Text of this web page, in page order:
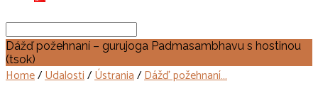
Search
Dážď požehnaní – gurujoga Padmasambhavu s hostinou
(tsok)
Home/Udalosti/Ústrania/Dážď požehnaní…